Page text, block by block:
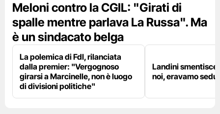
Meloni contro la CGIL: "Girati di
spalle mentre parlava La Russa". Ma
è un sindacato belga
La polemica di FdI, rilanciata
dalla premier: "Vergognoso
girarsi a Marcinelle, non è luogo
di divisioni politiche"
Landini
noi, eravamo